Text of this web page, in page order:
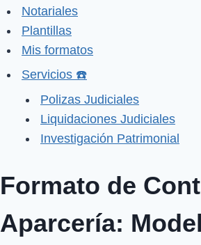
Notariales
Plantillas
Mis formatos
Servicios ☎️
Polizas Judiciales
Liquidaciones Judiciales
Investigación Patrimonial
Formato de
Aparcería: